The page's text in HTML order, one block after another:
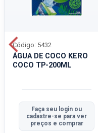
ÁGUA DE COCO KERO
COCO TP-200ML
Código: 5432
Faça seu login ou
cadastre-se para ver
preços e comprar